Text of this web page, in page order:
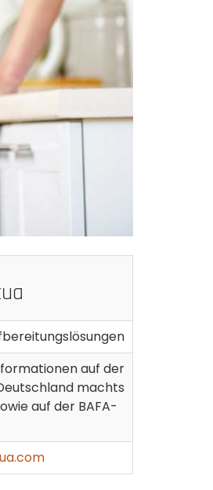
auf der
machts
auf der BAFA-